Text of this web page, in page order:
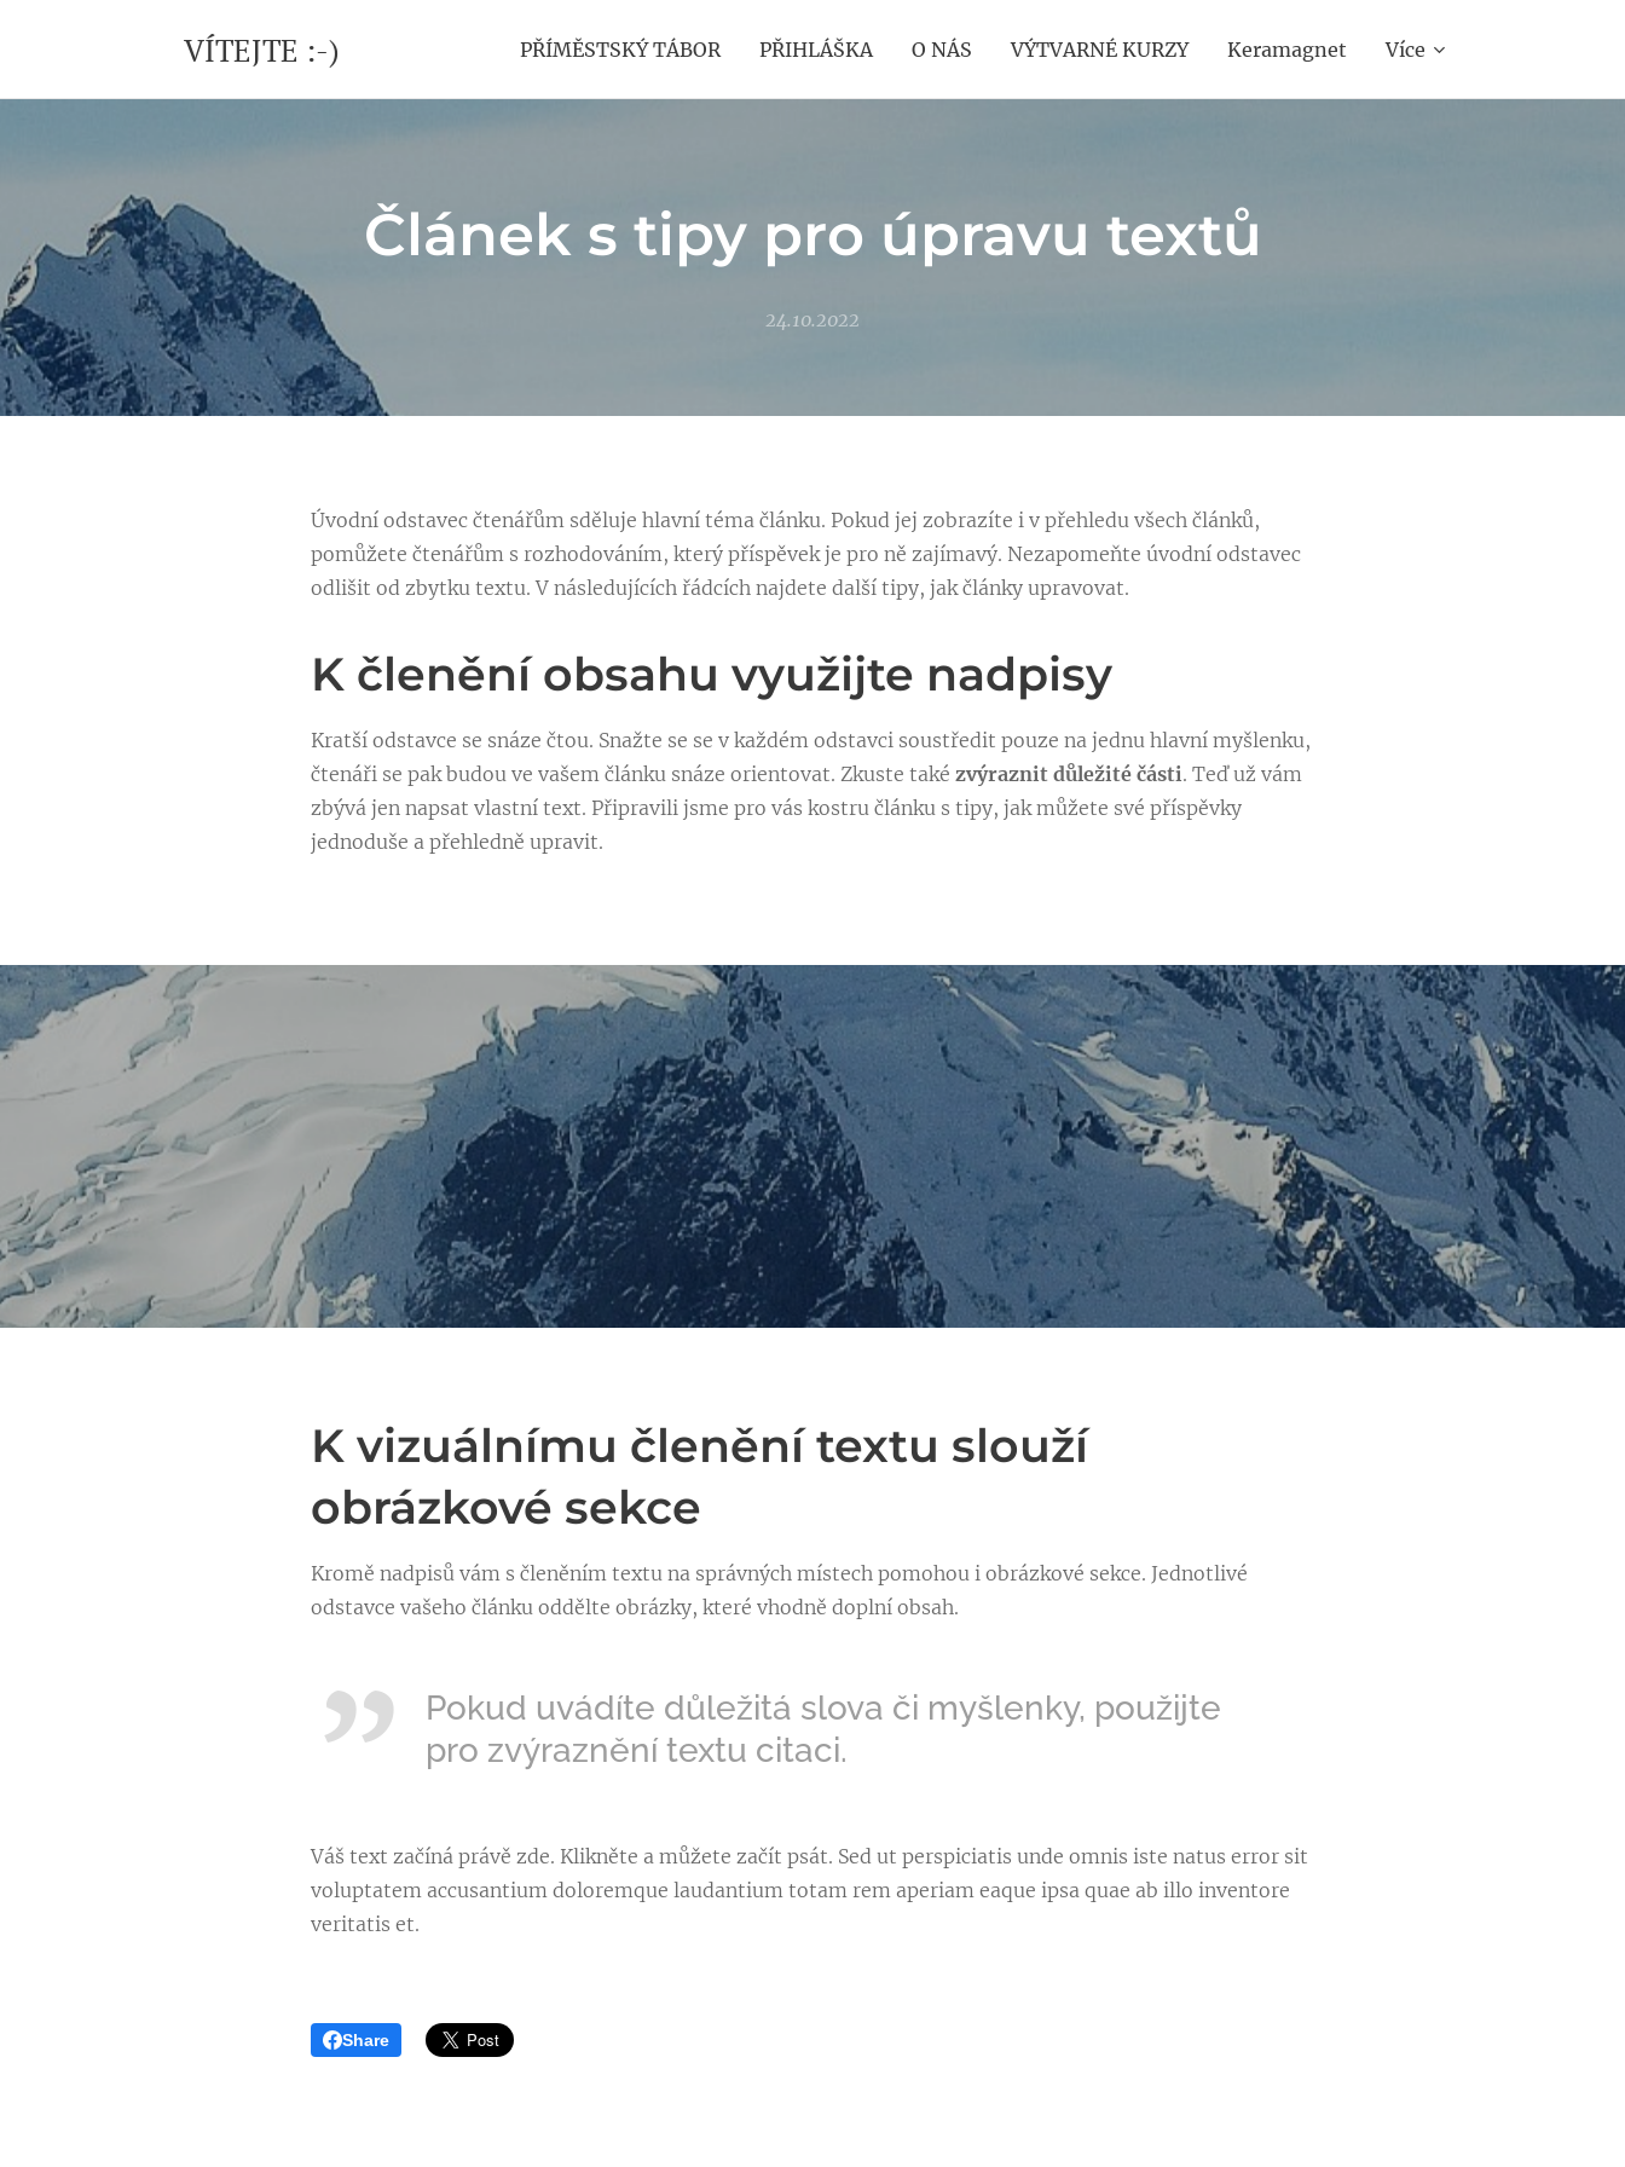
VÍTEJTE :-) PŘÍMĚSTSKÝ TÁBOR PŘIHLÁŠKA O NÁS VÝTVARNÉ KURZY Keramagnet Více
Článek s tipy pro úpravu textů
24.10.2022
Úvodní odstavec čtenářům sděluje hlavní téma článku. Pokud jej zobrazíte i v přehledu všech článků,
pomůžete čtenářům s rozhodováním, který příspěvek je pro ně zajímavý. Nezapomeňte úvodní odstavec
odlišit od zbytku textu. V následujících řádcích najdete další tipy, jak články upravovat.
K členění obsahu využijte nadpisy
Kratší odstavce se snáze čtou. Snažte se se v každém odstavci soustředit pouze na jednu hlavní myšlenku,
čtenáři se pak budou ve vašem článku snáze orientovat. Zkuste také zvýraznit důležité části. Teď už vám
zbývá jen napsat vlastní text. Připravili jsme pro vás kostru článku s tipy, jak můžete své příspěvky
jednoduše a přehledně upravit.
K vizuálnímu členění textu slouží
obrázkové sekce
Kromě nadpisů vám s členěním textu na správných místech pomohou i obrázkové sekce. Jednotlivé
odstavce vašeho článku oddělte obrázky, které vhodně doplní obsah.
Pokud uvádíte důležitá slova či myšlenky, použijte
pro zvýraznění textu citaci.
Váš text začíná právě zde. Klikněte a můžete začít psát. Sed ut perspiciatis unde omnis iste natus error sit
voluptatem accusantium doloremque laudantium totam rem aperiam eaque ipsa quae ab illo inventore
veritatis et.
Share